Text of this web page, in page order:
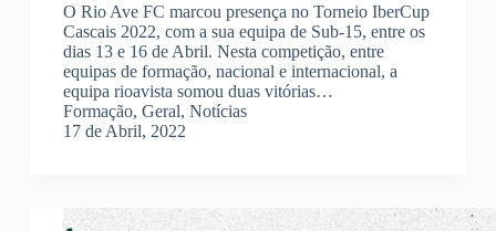
O Rio Ave FC marcou presença no Torneio IberCup
Cascais 2022, com a sua equipa de Sub-15, entre os
dias 13 e 16 de Abril. Nesta competição, entre
equipas de formação, nacional e internacional, a
equipa rioavista somou duas vitórias…
Formação, Geral, Notícias
17 de Abril, 2022